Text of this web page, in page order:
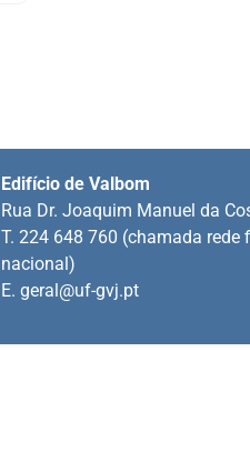
Edifício de Valbom
Rua Dr. Joaquim Manuel da
T. 224 648 760 (chamada rede
nacional)
E.geral@uf-gvj.pt